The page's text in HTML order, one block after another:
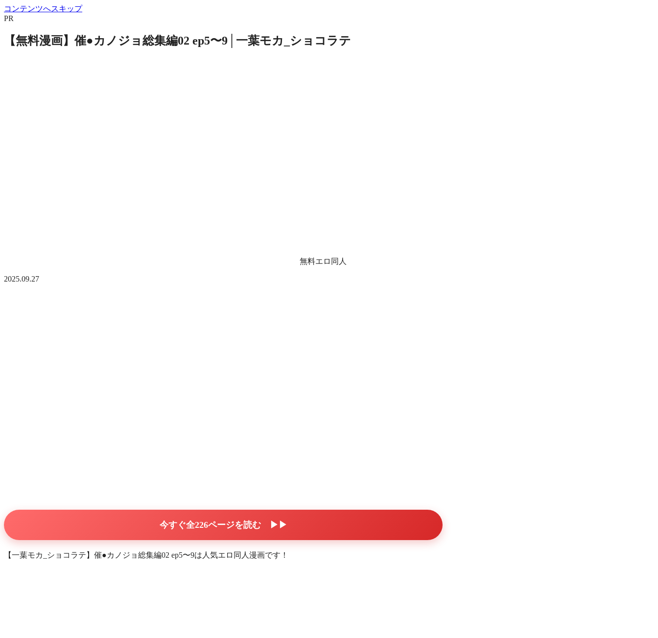
コンテンツへスキップ
PR
【無料漫画】催●カノジョ総集編02 ep5〜9│一葉モカ_ショコラテ
無料エロ同人
2025.09.27
今すぐ全226ページを読む ▶▶
【一葉モカ_ショコラテ】催●カノジョ総集編02 ep5〜9は人気エロ同人漫画です！